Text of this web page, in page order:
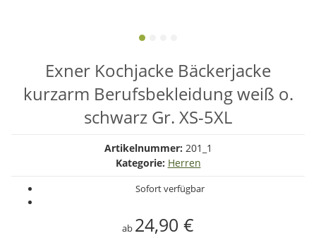
Exner Kochjacke Bäckerjacke
kurzarm Berufsbekleidung weiß o.
schwarz Gr. XS-5XL
Artikelnummer: 201_1
Kategorie: Herren
Sofort verfügbar
ab 24,90 €